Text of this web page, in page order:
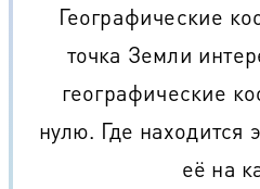
Географические
точка Земли
географические
нулю. Где находится
её на